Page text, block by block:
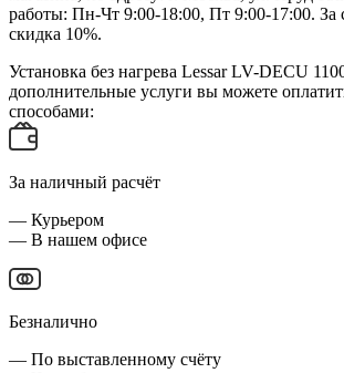
работы: Пн-Чт 9:00-18:00, Пт 9:00-17:00. За
скидка 10%.
Установка без нагрева Lessar LV-DECU
дополнительные услуги вы можете
способами:
За наличный расчёт
— Курьером
— В нашем офисе
Безналично
— По выставленному счёту